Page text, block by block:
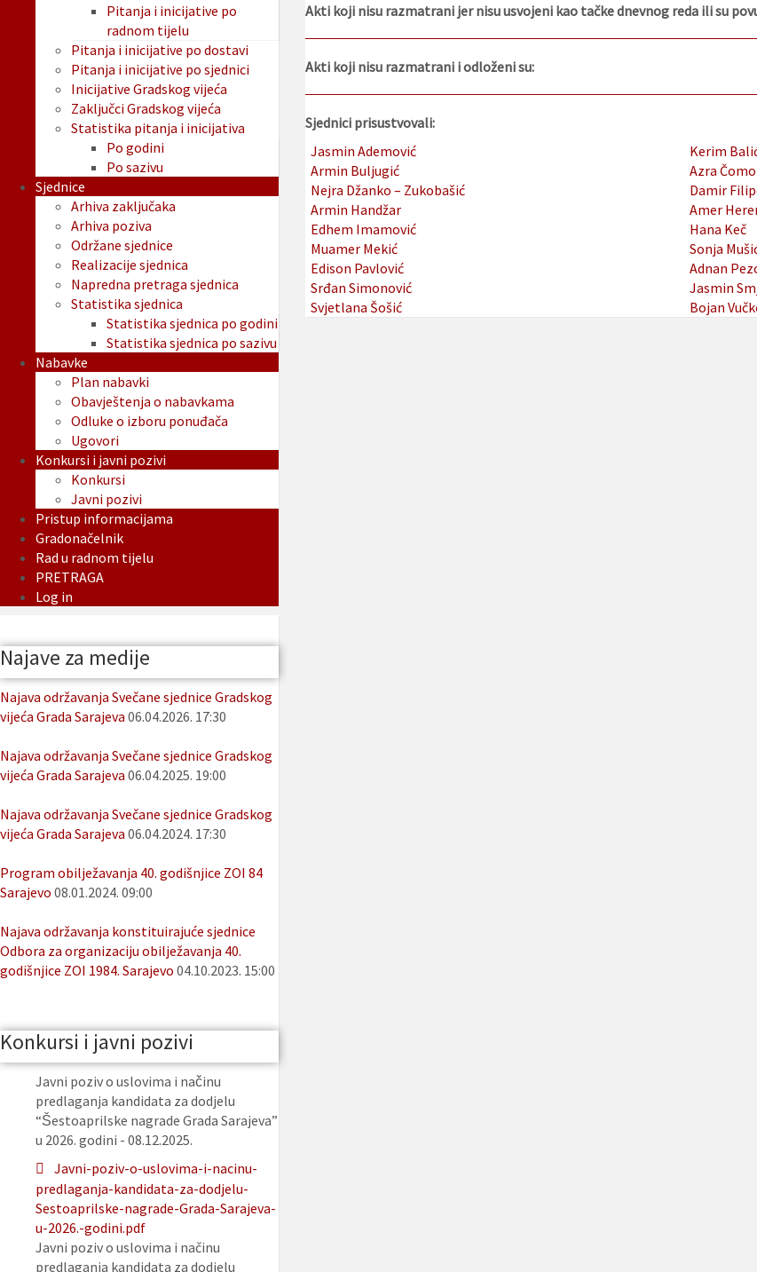
Akti koji nisu razmatrani jer nisu usvojeni kao tačke dnevnog reda ili su
Akti koji nisu razmatrani i odloženi su:
Sjednici prisustvovali:
Jasmin Ademović
Kerim
Armin Buljugić
Azra
Nejra Džanko – Zukobašić
Damir
Armin Handžar
Amer
Edhem Imamović
Hana Keč
Muamer Mekić
Sonja
Edison Pavlović
Adnan
Srđan Simonović
Jasmin
Svjetlana Šošić
Bojan
Pitanja i inicijative po
radnom tijelu
Pitanja i inicijative po dostavi
Pitanja i inicijative po sjednici
Inicijative Gradskog vijeća
Zaključci Gradskog vijeća
Statistika pitanja i inicijativa
Po godini
Po sazivu
Sjednice
Arhiva zaključaka
Arhiva poziva
Održane sjednice
Realizacije sjednica
Napredna pretraga sjednica
Statistika sjednica
Statistika sjednica po godini
Statistika sjednica po sazivu
Nabavke
Plan nabavki
Obavještenja o nabavkama
Odluke o izboru ponuđača
Ugovori
Konkursi i javni pozivi
Konkursi
Javni pozivi
Pristup informacijama
Gradonačelnik
Rad u radnom tijelu
PRETRAGA
Log in
Najave za medije
Najava održavanja Svečane sjednice Gradskog
vijeća Grada Sarajeva 06.04.2026. 17:30
Najava održavanja Svečane sjednice Gradskog
vijeća Grada Sarajeva 06.04.2025. 19:00
Najava održavanja Svečane sjednice Gradskog
vijeća Grada Sarajeva 06.04.2024. 17:30
Program obilježavanja 40. godišnjice ZOI 84
Sarajevo 08.01.2024. 09:00
Najava održavanja konstituirajuće sjednice
Odbora za organizaciju obilježavanja 40.
godišnjice ZOI 1984. Sarajevo 04.10.2023. 15:00
Konkursi i javni pozivi
Javni poziv o uslovima i načinu
predlaganja kandidata za dodjelu
“Šestoaprilske nagrade Grada Sarajeva”
u 2026. godini - 08.12.2025.
Javni-poziv-o-uslovima-i-nacinu-
predlaganja-kandidata-za-dodjelu-
Sestoaprilske-nagrade-Grada-Sarajeva-
u-2026.-godini.pdf
Javni poziv o uslovima i načinu
predlaganja kandidata za dodjelu